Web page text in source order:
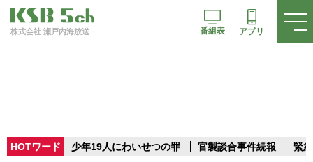
株式会社 瀬戸内海放送 番組表 アプリ
HOTワード 少年19人にわいせつの罪 官製談合事件続報 緊